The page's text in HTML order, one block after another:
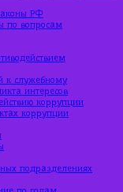
РФ
по вопросам
к служебному
интересов
коррупции
коррупции
подразделениях